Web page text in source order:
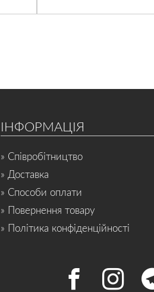
ІНФОРМАЦІЯ
» Співробітництво
» Доставка
» Способи оплати
» Повернення товару
» Політика конфіденційності